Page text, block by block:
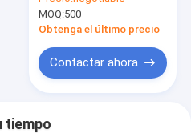
ABS PC
MOQ:500
Obtenga el último precio
Contactar ahora
tiempo